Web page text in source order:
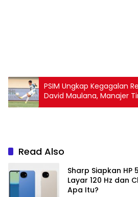
PSIM Ungkap Kegagalan
David Maulana, Manajer
Mahal
Read Also
Sharp Siapkan HP
Layar 120 Hz dan
Apa Itu?